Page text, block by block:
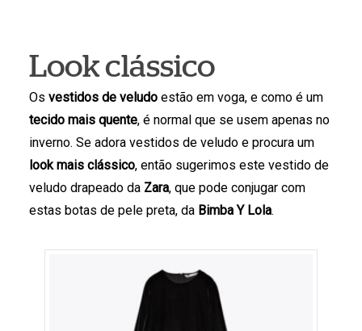
Look clássico
Os vestidos de veludoestão em voga, e como é um
tecido mais quente, é normal que se usem apenas no
inverno. Se adora vestidos de veludo e procura um
look mais clássico, então sugerimos este vestido de
veludo drapeado da Zara, que pode conjugar com
estas botas de pele preta, da Bimba Y Lola.